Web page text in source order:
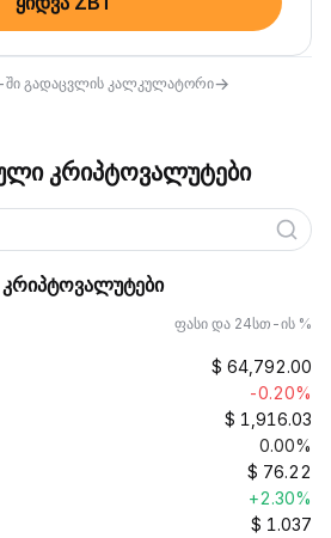
ში გადაცვლის კალკულატორი→
კრიპტოვალუტები
ფასი და 24სთ-ის %
$ 64,792.00
-0.20%
$ 1,916.03
0.00%
$ 76.22
+2.30%
$ 1.037